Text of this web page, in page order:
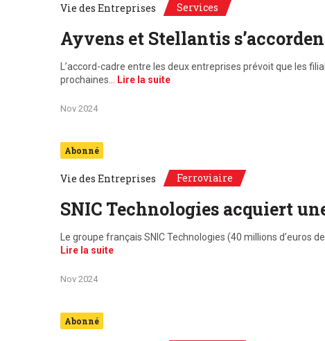
Vie des Entreprises Services
Ayvens et Stellantis
L’accord-cadre entre les deux entreprises prévoit que les
prochaines…
Lire la suite
Nov 2024
Abonné
Vie des Entreprises Ferroviaire
SNIC Technologies acquiert
Le groupe français SNIC Technologies (40 millions d’euros
Lire la suite
Nov 2024
Abonné